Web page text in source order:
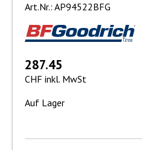
Art.Nr.: AP94522BFG
287.45
CHF inkl. MwSt
Auf Lager